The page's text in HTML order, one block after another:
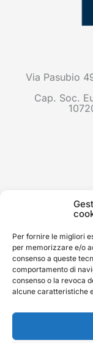
Per fornire le migliori
per memorizzare e/o
consenso a queste
comportamento di
consenso o la revoca
alcune caratteristiche
Via Pasubio
Cap. Soc.